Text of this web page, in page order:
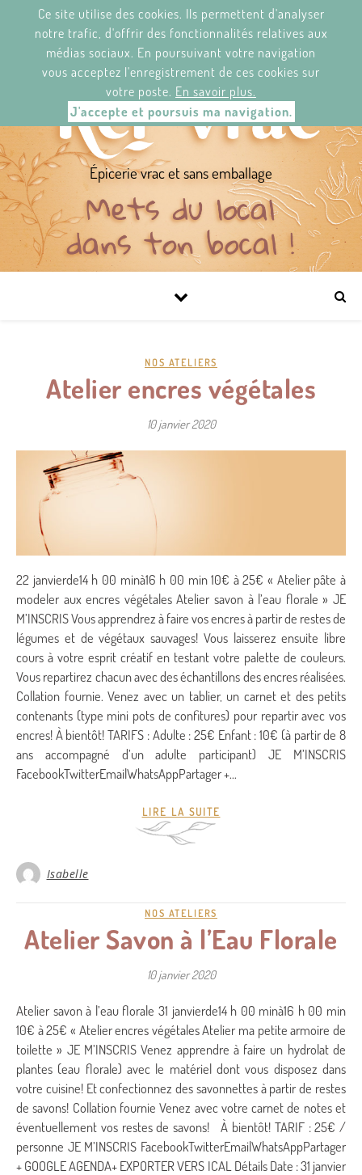
KER'VRAC. 2 RUE/STRAED JEAN LE BERRE,
29120 PONT-L'ABBÉ/ PONT-N'ABAD.
DU MARDI AU SAMEDI DE 11H À 19H30.
NEWS-LETTER
FACEBOOK
Épicerie vrac et sans emballage
NOS ATELIERS
Atelier encres végétales
10 janvier 2020
22 janvierde14 h 00 minà16 h 00 min 10€ à 25€ « Atelier pâte à
modeler aux encres végétales Atelier savon à l’eau florale » JE
M’INSCRIS Vous apprendrez à faire vos encres à partir de restes de
légumes et de végétaux sauvages! Vous laisserez ensuite libre
cours à votre esprit créatif en testant votre palette de couleurs.
Vous repartirez chacun avec des échantillons des encres réalisées.
Collation fournie. Venez avec un tablier, un carnet et des petits
contenants (type mini pots de confitures) pour repartir avec vos
encres! À bientôt! TARIFS : Adulte : 25€ Enfant : 10€ (à partir de 8
ans accompagné d’un adulte participant) JE M’INSCRIS
FacebookTwitterEmailWhatsAppPartager +…
LIRE LA SUITE
Isabelle
NOS ATELIERS
Atelier Savon à l’Eau Florale
10 janvier 2020
Atelier savon à l’eau florale 31 janvierde14 h 00 minà16 h 00 min
10€ à 25€ « Atelier encres végétales Atelier ma petite armoire de
toilette » JE M’INSCRIS Venez apprendre à faire un hydrolat de
plantes (eau florale) avec le matériel dont vous disposez dans
votre cuisine! Et confectionnez des savonnettes à partir de restes
de savons! Collation fournie Venez avec votre carnet de notes et
éventuellement vos restes de savons! À bientôt! TARIF : 25€ /
personne JE M’INSCRIS FacebookTwitterEmailWhatsAppPartager
+ GOOGLE AGENDA+ EXPORTER VERS ICAL Détails Date : 31 janvier
Ce site utilise des cookies. Ils permettent d'analyser
notre trafic, d'offrir des fonctionnalités relatives aux
médias sociaux. En poursuivant votre navigation
vous acceptez l'enregistrement de ces cookies sur
votre poste. En savoir plus.
J'accepte et poursuis ma navigation.